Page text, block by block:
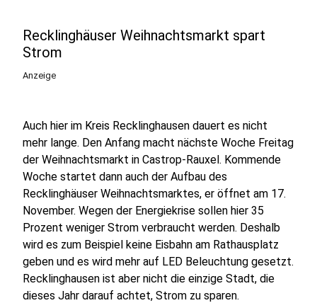
Recklinghäuser Weihnachtsmarkt spart
Strom
Anzeige
Auch hier im Kreis Recklinghausen dauert es nicht
mehr lange. Den Anfang macht nächste Woche Freitag
der Weihnachtsmarkt in Castrop-Rauxel. Kommende
Woche startet dann auch der Aufbau des
Recklinghäuser Weihnachtsmarktes, er öffnet am 17.
November. Wegen der Energiekrise sollen hier 35
Prozent weniger Strom verbraucht werden. Deshalb
wird es zum Beispiel keine Eisbahn am Rathausplatz
geben und es wird mehr auf LED Beleuchtung gesetzt.
Recklinghausen ist aber nicht die einzige Stadt, die
dieses Jahr darauf achtet, Strom zu sparen.